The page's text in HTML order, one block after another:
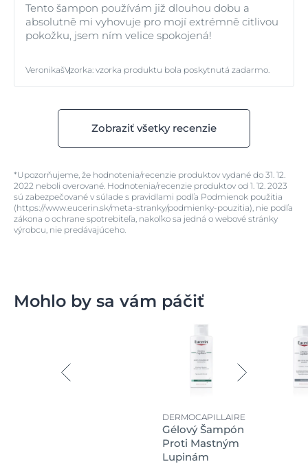
Tento šampon používám již dlouhou dobu a
absolutně mi vyhovuje pro mojí extrémně citlivou
pokožku, jsem ním velice spokojená!
VeronikašVzorka: vzorka produktu bola poskytnutá zadarmo.
Zobraziť všetky recenzie
*Upozorňujeme, že hodnotenia/recenzie produktov vydané do 31. 12.
2022 neboli overované. Hodnotenia/recenzie produktov od 1. 12. 2023
sú zabezpečované v súlade s pravidlami podľa Podmienok použitia
(https://www.eucerin.sk/meta-stranky/podmienky-pouzitia), nie podľa
zákona o ochrane spotrebiteľa, nakoľko sa jedná o webové stránky
výrobcu, nie predávajúceho.
Mohlo by sa vám páčiť
DERMOCAPILLAIRE
Gélový Šampón
Proti Mastným
Lupinám